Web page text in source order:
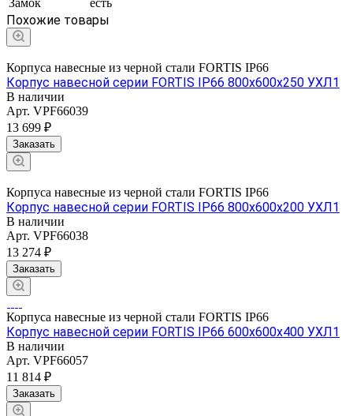
Похожие товары
Корпуса навесные из черной стали FORTIS IP66
Корпус навесной серии FORTIS IP66 800х600х250 УХЛ1
В наличии
Арт. VPF66039
13 699 ₽
Заказать
Корпуса навесные из черной стали FORTIS IP66
Корпус навесной серии FORTIS IP66 800х600х200 УХЛ1
В наличии
Арт. VPF66038
13 274 ₽
Заказать
Корпуса навесные из черной стали FORTIS IP66
Корпус навесной серии FORTIS IP66 600х600х400 УХЛ1
В наличии
Арт. VPF66057
11 814 ₽
Заказать